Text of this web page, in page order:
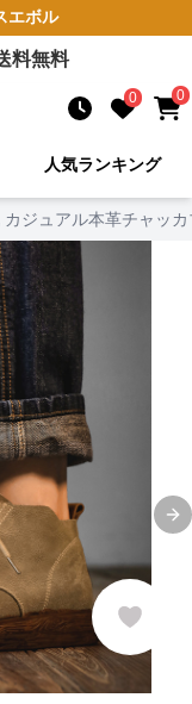
エボル
料無料
0 0
人気ランキング
カジュアル本革チャッ